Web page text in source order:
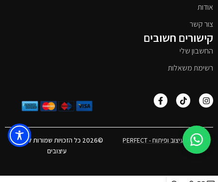
אודות
צור קשר
קישורים חשובים
החשבון שלי
רשימת משאלות
אפיון, עיצוב ופיתוח - PERFECT
©2026 כל הזכויות שמורות לטימבר
עיצובים